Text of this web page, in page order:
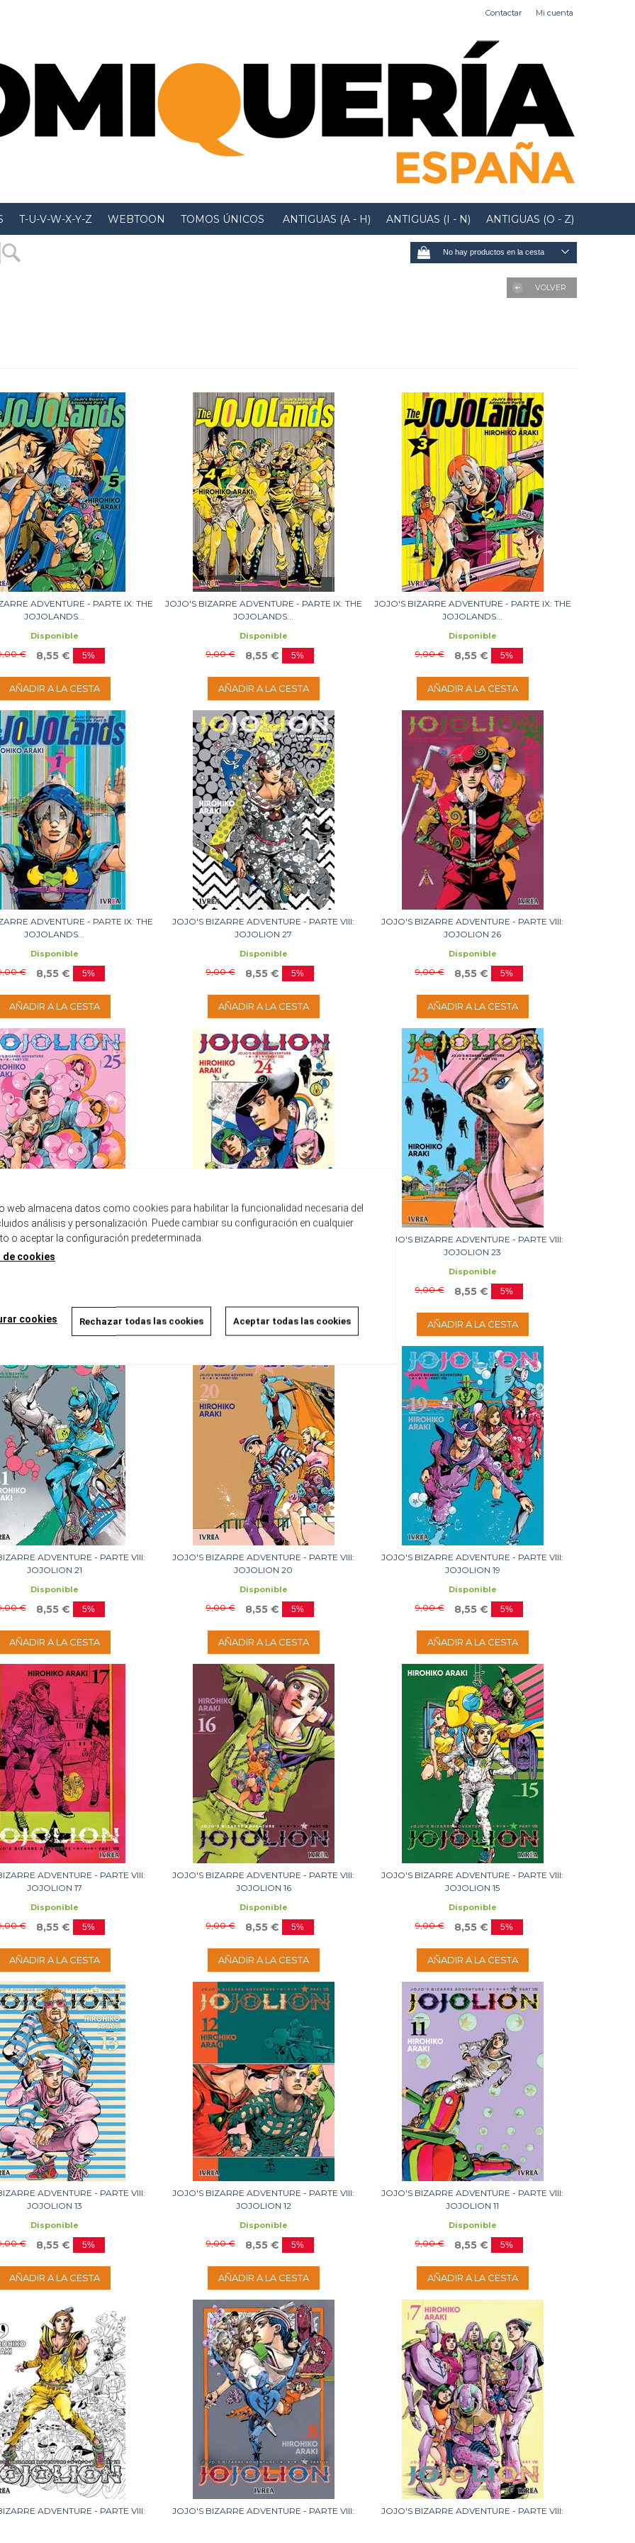
Contactar Mi cuenta
T-U-V-W-X-Y-Z WEBTOON TOMOS ÚNICOS ANTIGUAS (A - H) ANTIGUAS (I - N) ANTIGUAS (O - Z)
No hay productos en la cesta
VOLVER
ADVENTURE - PARTE IX: THE
JOJOLANDS...
Disponible
€ 8,55 € 5%
AÑADIR A LA CESTA
JOJO'S BIZARRE ADVENTURE - PARTE IX: THE
JOJOLANDS...
Disponible
9,00 € 8,55 € 5%
AÑADIR A LA CESTA
JOJO'S BIZARRE ADVENTURE - PARTE IX: THE
JOJOLANDS...
Disponible
9,00 € 8,55 € 5%
AÑADIR A LA CESTA
ADVENTURE - PARTE IX: THE
JOJOLANDS...
Disponible
€ 8,55 € 5%
AÑADIR A LA CESTA
JOJO'S BIZARRE ADVENTURE - PARTE VIII:
JOJOLION 27
Disponible
9,00 € 8,55 € 5%
AÑADIR A LA CESTA
JOJO'S BIZARRE ADVENTURE - PARTE VIII:
JOJOLION 26
Disponible
9,00 € 8,55 € 5%
AÑADIR A LA CESTA
ADVENTURE - PARTE VIII:
JOJOLION 25
AÑADIR A LA CESTA
JOJO'S BIZARRE ADVENTURE - PARTE VIII:
AÑADIR A LA CESTA
JOJO'S BIZARRE ADVENTURE - PARTE VIII:
JOJOLION 23
Disponible
9,00 € 8,55 € 5%
AÑADIR A LA CESTA
ADVENTURE - PARTE VIII:
JOJOLION 21
Disponible
€ 8,55 € 5%
AÑADIR A LA CESTA
JOJO'S BIZARRE ADVENTURE - PARTE VIII:
JOJOLION 20
Disponible
9,00 € 8,55 € 5%
AÑADIR A LA CESTA
JOJO'S BIZARRE ADVENTURE - PARTE VIII:
JOJOLION 19
Disponible
9,00 € 8,55 € 5%
AÑADIR A LA CESTA
ADVENTURE - PARTE VIII:
JOJOLION 17
Disponible
€ 8,55 € 5%
AÑADIR A LA CESTA
JOJO'S BIZARRE ADVENTURE - PARTE VIII:
JOJOLION 16
Disponible
9,00 € 8,55 € 5%
AÑADIR A LA CESTA
JOJO'S BIZARRE ADVENTURE - PARTE VIII:
JOJOLION 15
Disponible
9,00 € 8,55 € 5%
AÑADIR A LA CESTA
ADVENTURE - PARTE VIII:
JOJOLION 13
Disponible
€ 8,55 € 5%
AÑADIR A LA CESTA
JOJO'S BIZARRE ADVENTURE - PARTE VIII:
JOJOLION 12
Disponible
9,00 € 8,55 € 5%
AÑADIR A LA CESTA
JOJO'S BIZARRE ADVENTURE - PARTE VIII:
JOJOLION 11
Disponible
9,00 € 8,55 € 5%
AÑADIR A LA CESTA
ADVENTURE - PARTE VIII:
JOJO'S BIZARRE ADVENTURE - PARTE VIII:
JOJO'S BIZARRE ADVENTURE - PARTE VIII:
web almacena datos como cookies para habilitar la funcionalidad necesaria del
análisis y personalización. Puede cambiar su configuración en cualquier
o aceptar la configuración predeterminada.
cookies
cookies Rechazar todas las cookies Aceptar todas las cookies